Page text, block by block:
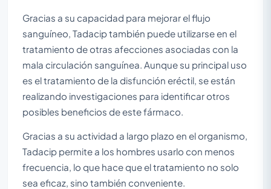
Gracias a su capacidad para mejorar el flujo
sanguíneo, Tadacip también puede utilizarse en el
tratamiento de otras afecciones asociadas con la
mala circulación sanguínea. Aunque su principal uso
es el tratamiento de la disfunción eréctil, se están
realizando investigaciones para identificar otros
posibles beneficios de este fármaco.
Gracias a su actividad a largo plazo en el organismo,
Tadacip permite a los hombres usarlo con menos
frecuencia, lo que hace que el tratamiento no solo
sea eficaz, sino también conveniente.